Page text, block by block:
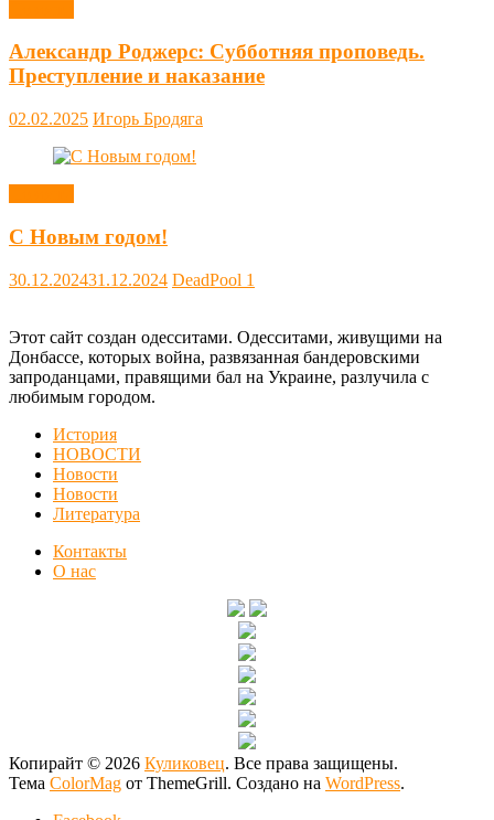
Александр Роджерс: Субботняя проповедь.
Преступление и наказание
02.02.2025 Игорь Бродяга
С Новым годом!
30.12.202431.12.2024 DeadPool 1
Этот сайт создан одесситами. Одесситами, живущими на
Донбассе, которых война, развязанная бандеровскими
запроданцами, правящими бал на Украине, разлучила с
любимым городом.
История
НОВОСТИ
Новости
Новости
Литература
Контакты
О нас
Копирайт © 2026 Куликовец. Все права защищены.
Тема ColorMag от ThemeGrill. Создано на WordPress.